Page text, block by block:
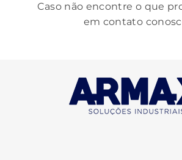
Caso não encontre o que
em contato